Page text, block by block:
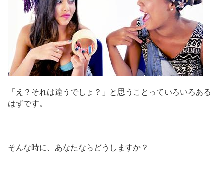
「え？それは違うでしょ？」と思うことっていろいろある
はずです。
そんな時に、あなたならどうしますか？